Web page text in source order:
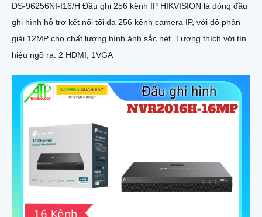
DS-96256NI-I16/H Đầu ghi 256 kênh IP HIKVISION là dòng đầu
ghi hình hỗ trợ kết nối tối đa 256 kênh camera IP, với độ phân
giải 12MP cho chất lượng hình ảnh sắc nét. Tương thích với tín
hiệu ngõ ra: 2 HDMI, 1VGA